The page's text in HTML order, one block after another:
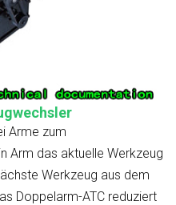
Arme zum
Arm das aktuelle Werkzeug
Werkzeug aus dem
Doppelarm-ATC reduziert